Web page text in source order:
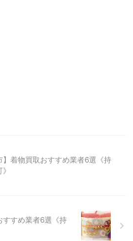
】着物買取おすすめ業者6選《持
すすめ業者6選《持